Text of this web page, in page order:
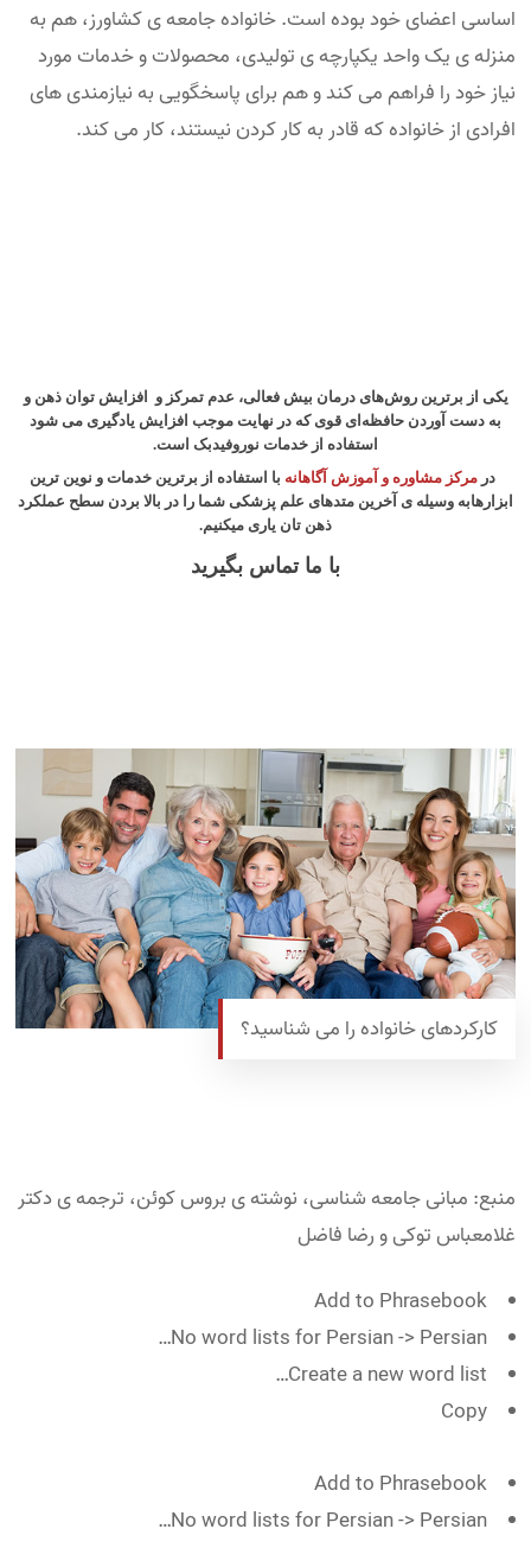
اساسی اعضای خود بوده است. خانواده جامعه ی کشاورز، هم به
منزله ی یک واحد یکپارچه ی تولیدی، محصولات و خدمات مورد
نیاز خود را فراهم می کند و هم برای پاسخگویی به نیازمندی های
افرادی از خانواده که قادر به کار کردن نیستند، کار می کند.
یکی از برترین روش‌های درمان بیش فعالی، عدم تمرکز و افزایش توان ذهن و
به دست آوردن حافظه‌ای قوی که در نهایت موجب افزایش یادگیری می شود
استفاده از خدمات نوروفیدبک است.
درمرکز مشاوره و آموزش آگاهانه با استفاده از برترین خدمات و نوین ترین
ابزارهابه وسیله ی آخرین متدهای علم پزشکی شما را در بالا بردن سطح عملکرد
ذهن تان یاری میکنیم.
با ما تماس بگیرید
کارکردهای خانواده را می شناسید؟
منبع: مبانی جامعه شناسی، نوشته ی بروس کوئن، ترجمه ی دکتر
غلامعباس توکی و رضا فاضل
Add to Phrasebook
No word lists for Persian -> Persian…
Create a new word list…
Copy
Add to Phrasebook
No word lists for Persian -> Persian…